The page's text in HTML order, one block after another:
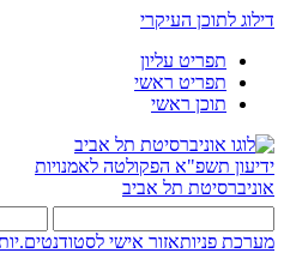
דילוג לתוכן העיקרי
תפריט עליון
תפריט ראשי
תוכן ראשי
ידיעון תשפ"א הפקולטה לאמנויות
אוניברסיטת תל אביב
מערכת פניותאזור אישי